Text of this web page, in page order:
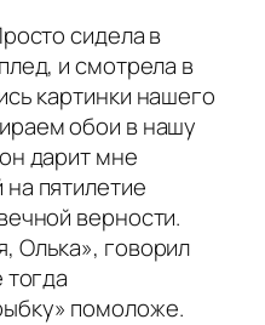
сидела в
и смотрела в
картинки нашего
обои в нашу
дарит мне
пятилетие
верности.
Олька», говорил
помоложе.